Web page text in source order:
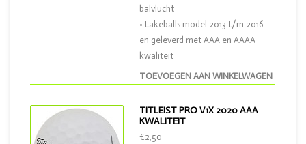
TOEVOEGEN AAN WINKELWAGEN
balvlucht
• Lakeballs model 2013 t/m 2016
en geleverd met AAA en AAAA
kwaliteit
TITLEIST PRO V1X 2020 AAA
KWALITEIT
€2,50